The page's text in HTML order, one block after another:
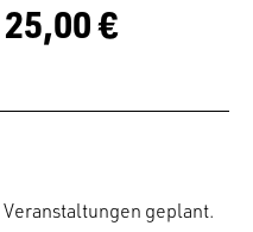
25,00 €
geplant.